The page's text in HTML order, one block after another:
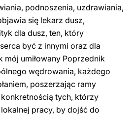
podnoszenia, uzdrawiania,
się lekarz dusz,
dla dusz, ten, który
być z innymi oraz dla
mój umiłowany Poprzednik
wędrowania, każdego
poszerzając ramy
tych, którzy
pracy, by dojść do